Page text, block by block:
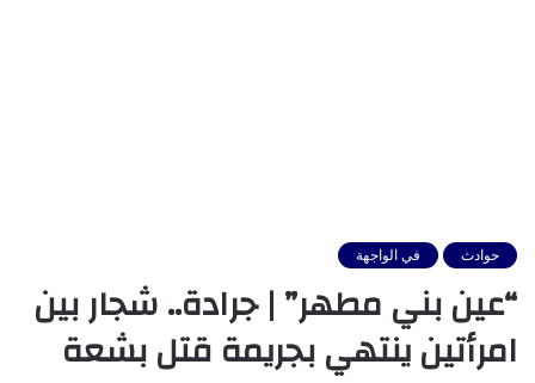
حوادث في الواجهة
“عين بني مطهر” | جرادة.. شجار بين
امرأتين ينتهي بجريمة قتل بشعة